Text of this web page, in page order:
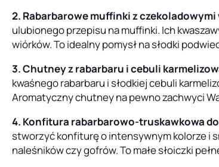
2. Rabarbarowe muffinki z
ulubionego przepisu na muffinki. Ich
wiórków. To idealny pomysł na słodki
3. Chutney z rabarbaru i cebuli
kwaśnego rabarbaru i słodkiej cebuli
Aromatyczny chutney na pewno zachwyci
4. Konfitura rabarbarowo-truskawkowa
stworzyć konfiturę o intensywnym kolorze i
naleśników czy gofrów. To małe słoiczki